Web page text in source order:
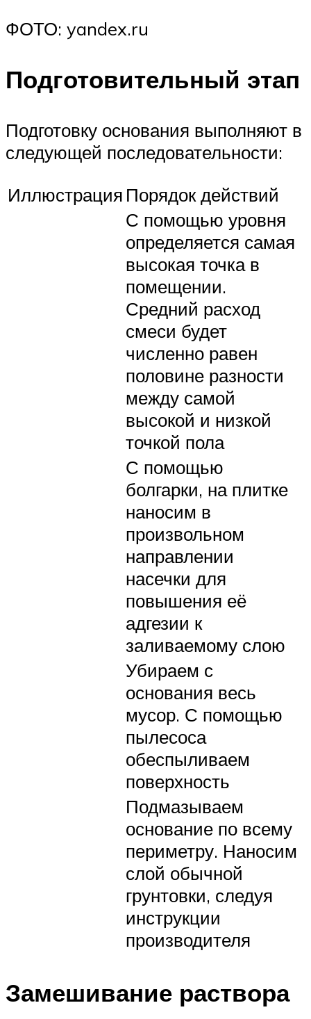
ФОТО: yandex.ru
Подготовительный этап
Подготовку основания выполняют в
следующей последовательности:
Иллюстрация Порядок действий
С помощью уровня
определяется самая
высокая точка в
помещении.
Средний расход
смеси будет
численно равен
половине разности
между самой
высокой и низкой
точкой пола
С помощью
болгарки, на плитке
наносим в
произвольном
направлении
насечки для
повышения её
адгезии к
заливаемому слою
Убираем с
основания весь
мусор. С помощью
пылесоса
обеспыливаем
поверхность
Подмазываем
основание по всему
периметру. Наносим
слой обычной
грунтовки, следуя
инструкции
производителя
Замешивание раствора